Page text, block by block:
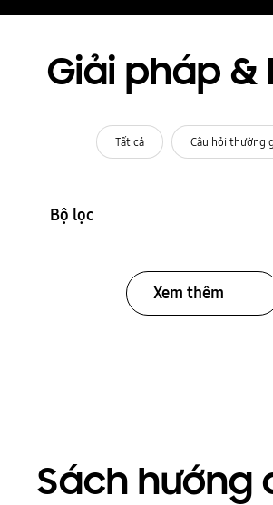
Giải pháp &
Tất cả Câu hỏi thường
Bộ lọc
Xem thêm
Sách hướng